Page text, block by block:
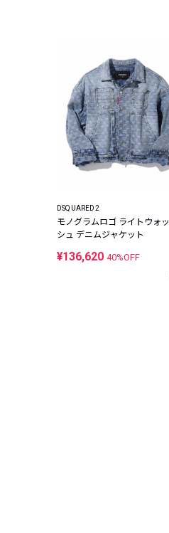
DSQUARED2
モノグラムロゴ ライトウォッ
シュ デニムジャケット
¥136,620 40%OFF